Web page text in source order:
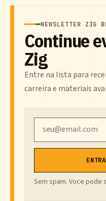
NEWSLETTER ZIG
Continue
Zig
Entre na lista para
carreira e materiais
Sem spam. Voce pode